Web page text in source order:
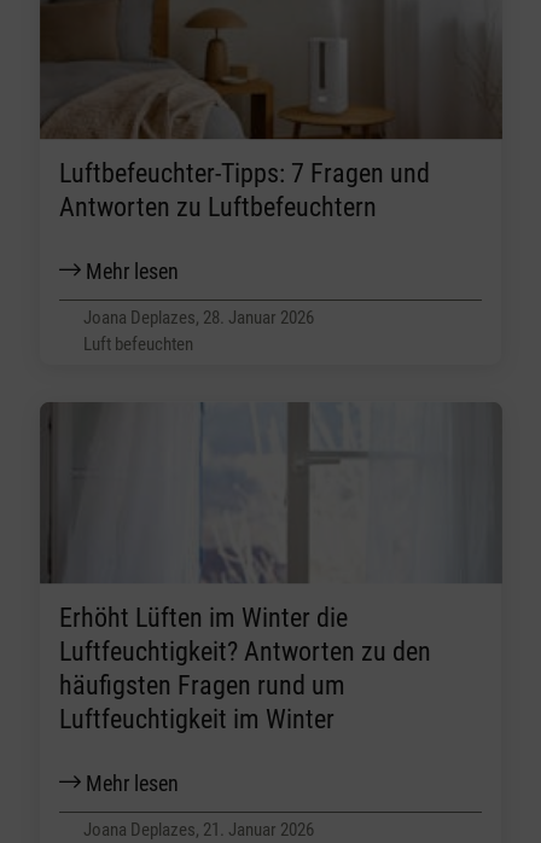
Luftbefeuchter-Tipps: 7 Fragen und
Antworten zu Luftbefeuchtern
Mehr lesen
Joana Deplazes, 28. Januar 2026
Luft befeuchten
Erhöht Lüften im Winter die
Luftfeuchtigkeit? Antworten zu den
häufigsten Fragen rund um
Luftfeuchtigkeit im Winter
Mehr lesen
Joana Deplazes, 21. Januar 2026